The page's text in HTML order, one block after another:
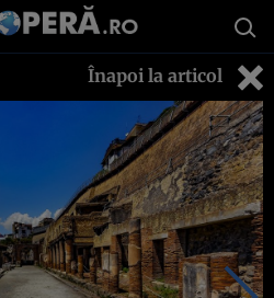
Înapoi la articol